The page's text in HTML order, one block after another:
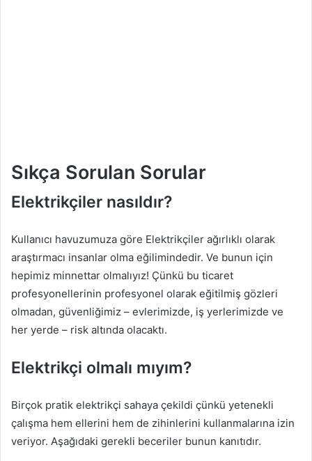
Sıkça Sorulan Sorular
Elektrikçiler nasıldır?
Kullanıcı havuzumuza göre Elektrikçiler ağırlıklı olarak
araştırmacı insanlar olma eğilimindedir. Ve bunun için
hepimiz minnettar olmalıyız! Çünkü bu ticaret
profesyonellerinin profesyonel olarak eğitilmiş gözleri
olmadan, güvenliğimiz – evlerimizde, iş yerlerimizde ve
her yerde – risk altında olacaktı.
Elektrikçi olmalı mıyım?
Birçok pratik elektrikçi sahaya çekildi çünkü yetenekli
çalışma hem ellerini hem de zihinlerini kullanmalarına izin
veriyor. Aşağıdaki gerekli beceriler bunun kanıtıdır.